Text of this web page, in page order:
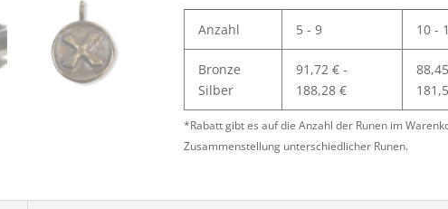
Anzahl 5 - 9 10 -
Bronze
Silber
91,72 €-
188,28 €
88,45
*Rabatt gibt es auf die Anzahl der Runen im
Zusammenstellung unterschiedlicher Runen.